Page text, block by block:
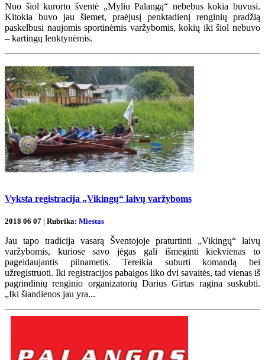
Nuo šiol kurorto šventė „Myliu Palangą“ nebebus kokia buvusi.
Kitokia buvo jau šiemet, praėjusį penktadienį renginių pradžią
paskelbusi naujomis sportinėmis varžybomis, kokių iki šiol nebuvo
– kartingų lenktynėmis.
Vyksta registracija „Vikingų“ laivų varžyboms
2018 06 07 | Rubrika: Miestas
Jau tapo tradicija vasarą Šventojoje praturtinti „Vikingų“ laivų
varžybomis, kuriose savo jėgas gali išmėginti kiekvienas to
pageidaujantis pilnametis. Tereikia suburti komandą bei
užregistruoti. Iki registracijos pabaigos liko dvi savaitės, tad vienas iš
pagrindinių renginio organizatorių Darius Girtas ragina suskubti.
„Iki šiandienos jau yra...